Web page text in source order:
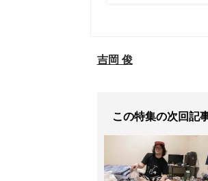
吉岡 俊
この特集の次回記